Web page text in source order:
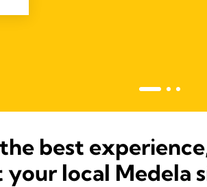
best
your local Medela